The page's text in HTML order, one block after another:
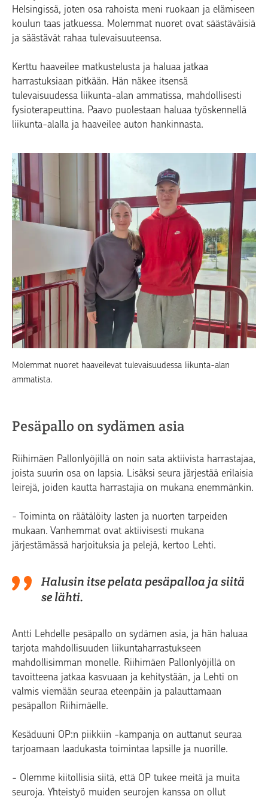
Helsingissä, joten osa rahoista meni ruokaan ja elämiseen
koulun taas jatkuessa. Molemmat nuoret ovat säästäväisiä
ja säästävät rahaa tulevaisuuteensa.
Kerttu haaveilee matkustelusta ja haluaa jatkaa
harrastuksiaan pitkään. Hän näkee itsensä
tulevaisuudessa liikunta-alan ammatissa, mahdollisesti
fysioterapeuttina. Paavo puolestaan haluaa työskennellä
liikunta-alalla ja haaveilee auton hankinnasta.
Molemmat nuoret haaveilevat tulevaisuudessa liikunta-alan
ammatista.
Pesäpallo on sydämen asia
Riihimäen Pallonlyöjillä on noin sata aktiivista harrastajaa,
joista suurin osa on lapsia. Lisäksi seura järjestää erilaisia
leirejä, joiden kautta harrastajia on mukana enemmänkin.
- Toiminta on räätälöity lasten ja nuorten tarpeiden
mukaan. Vanhemmat ovat aktiivisesti mukana
järjestämässä harjoituksia ja pelejä, kertoo Lehti.
Halusin itse pelata pesäpalloa ja siitä
se lähti.
Antti Lehdelle pesäpallo on sydämen asia, ja hän haluaa
tarjota mahdollisuuden liikuntaharrastukseen
mahdollisimman monelle. Riihimäen Pallonlyöjillä on
tavoitteena jatkaa kasvuaan ja kehitystään, ja Lehti on
valmis viemään seuraa eteenpäin ja palauttamaan
pesäpallon Riihimäelle.
Kesäduuni OP:n piikkiin -kampanja on auttanut seuraa
tarjoamaan laadukasta toimintaa lapsille ja nuorille.
- Olemme kiitollisia siitä, että OP tukee meitä ja muita
seuroja. Yhteistyö muiden seurojen kanssa on ollut